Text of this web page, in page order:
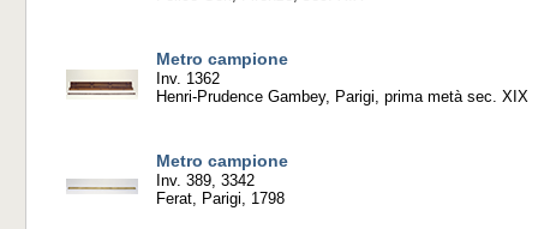
Metro campione
Inv. 1362
Henri-Prudence Gambey, Parigi, prima metà sec. XIX
Metro campione
Inv. 389, 3342
Ferat, Parigi, 1798